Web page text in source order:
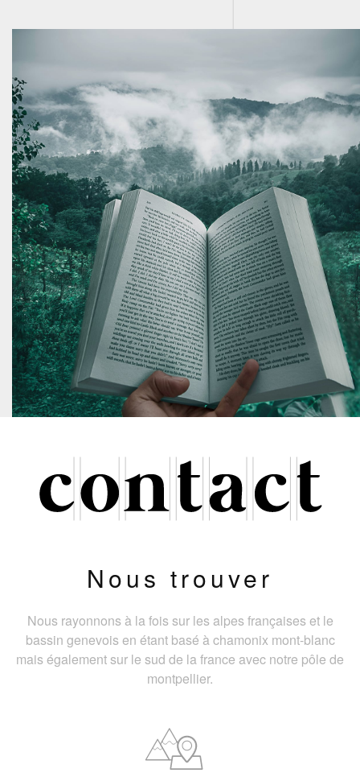
Nous trouver
Nous rayonnons à la fois sur les alpes françaises et le
bassin genevois en étant basé à chamonix mont-blanc
mais également sur le sud de la france avec notre pôle de
montpellier.